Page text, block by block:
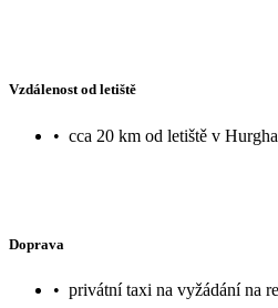
Vzdálenost od letiště
• cca 20 km od letiště v
Doprava
• privátní taxi na vyžádání na